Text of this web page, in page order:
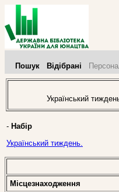
Пошук Відібрані
Український
- Набір
Український тиждень.
Місцезнаходження